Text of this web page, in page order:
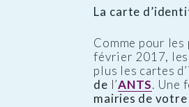
La carte
Comme pour
février 2017,
plus les cartes
de l’ANTS. Une
mairies de votre